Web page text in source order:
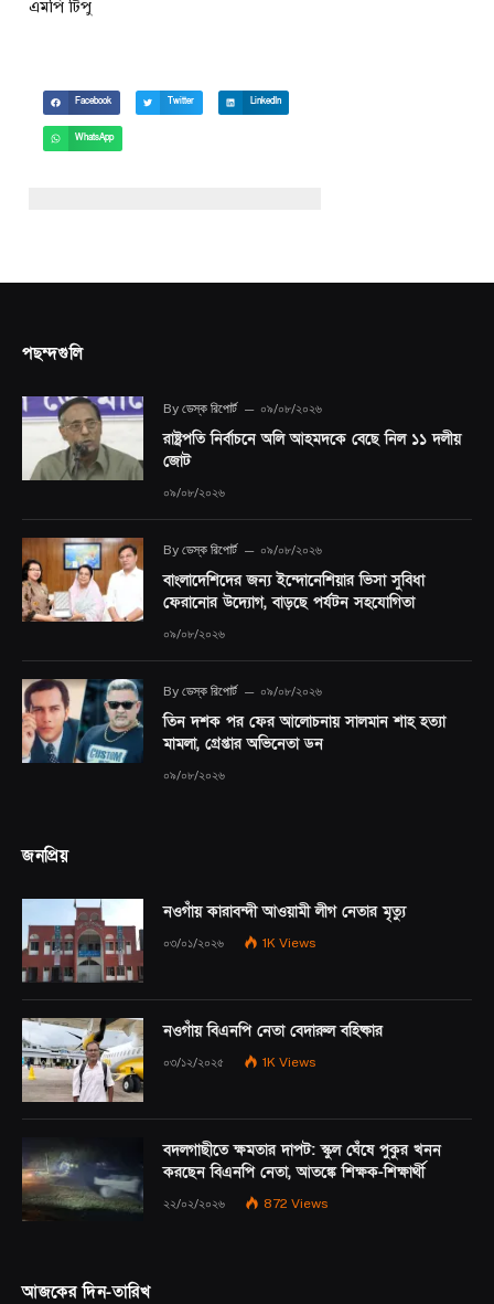
এমপি টিপু
Facebook Twitter LinkedIn
WhatsApp
পছন্দগুলি
By ডেস্ক রিপোর্ট ০৯/০৮/২০২৬
রাষ্ট্রপতি নির্বাচনে অলি আহমদকে বেছে নিল ১১ দলীয়
জোট
০৯/০৮/২০২৬
By ডেস্ক রিপোর্ট ০৯/০৮/২০২৬
বাংলাদেশিদের জন্য ইন্দোনেশিয়ার ভিসা সুবিধা
ফেরানোর উদ্যোগ, বাড়ছে পর্যটন সহযোগিতা
০৯/০৮/২০২৬
By ডেস্ক রিপোর্ট ০৯/০৮/২০২৬
তিন দশক পর ফের আলোচনায় সালমান শাহ হত্যা
মামলা, গ্রেপ্তার অভিনেতা ডন
০৯/০৮/২০২৬
জনপ্রিয়
নওগাঁয় কারাবন্দী আওয়ামী লীগ নেতার মৃত্যু
০৩/০১/২০২৬ 1K Views
নওগাঁয় বিএনপি নেতা বেদারুল বহিষ্কার
০৩/১২/২০২৫ 1K Views
বদলগাছীতে ক্ষমতার দাপট: স্কুল ঘেঁষে পুকুর খনন
করছেন বিএনপি নেতা, আতঙ্কে শিক্ষক-শিক্ষার্থী
২২/০২/২০২৬ 872 Views
আজকের দিন-তারিখ